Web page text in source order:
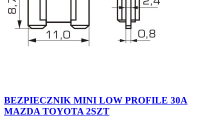
BEZPIECZNIK MINI LOW PROFILE 30A
MAZDA TOYOTA 2SZT